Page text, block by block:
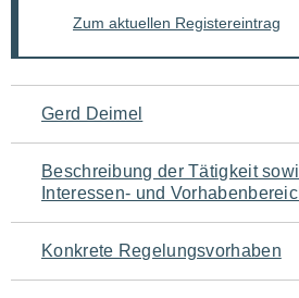
Zum aktuellen Registereintrag
Navigation
für
den
Seiteninhalt
Gerd Deimel
Beschreibung der Tätigkeit
Interessen- und
Konkrete Regelungsvorhaben